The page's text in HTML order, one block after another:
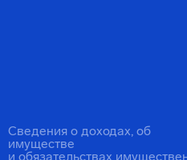
Сведения о доходах, об
имуществе
и обязательствах